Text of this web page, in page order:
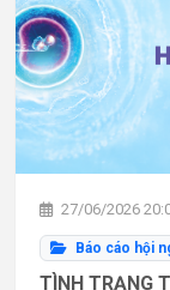
27/06/2026
Báo cáo hội
TÌNH TRẠNG